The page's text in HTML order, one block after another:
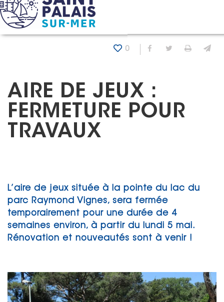
Panneau de gestion des cookies
Accueil Actualités
0 Partager sur
Partager
AIRE DE JEUX :
FERMETURE POUR
TRAVAUX
L’aire de jeux située à la pointe du lac du
parc Raymond Vignes, sera fermée
temporairement pour une durée de 4
semaines environ, à partir du lundi 5 mai.
Rénovation et nouveautés sont à venir !